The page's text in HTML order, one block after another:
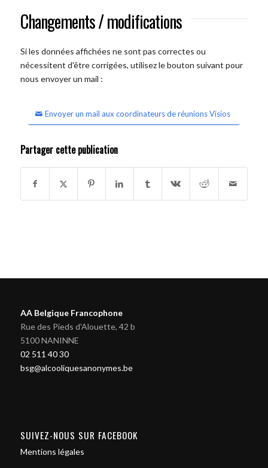
Changements / modifications
Si les données affichées ne sont pas correctes ou
nécessitent d'être corrigées, utilisez le bouton suivant pour
nous envoyer un mail :
Envoyer un mail aux coordinateurs de réunions Visios
Partager cette publication
AA Belgique Francophone
Rue des Pieds d'Alouette, 42 b
5100 NANINNE
02 511 40 30
bsg@alcooliquesanonymes.be
SUIVEZ-NOUS SUR FACEBOOK
Mentions légales